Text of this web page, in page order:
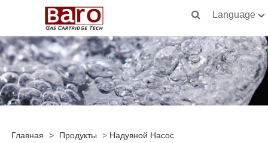
Language
Главная > Продукты > Надувной Насос